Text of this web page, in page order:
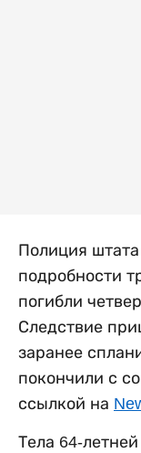
Полиция
подробности
погибли
Следствие
заранее
покончили с
ссылкой на
Тела 64-